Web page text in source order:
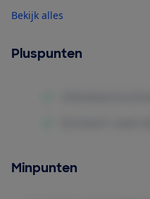
Bekijk alles
Pluspunten
Minpunten